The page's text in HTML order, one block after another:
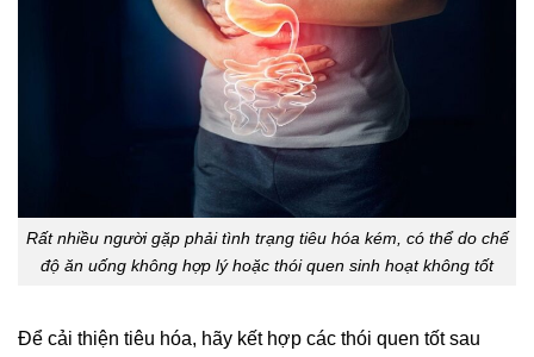
Rất nhiều người gặp phải tình trạng tiêu hóa kém, có thể do chế
độ ăn uống không hợp lý hoặc thói quen sinh hoạt không tốt
Để cải thiện tiêu hóa, hãy kết hợp các thói quen tốt sau